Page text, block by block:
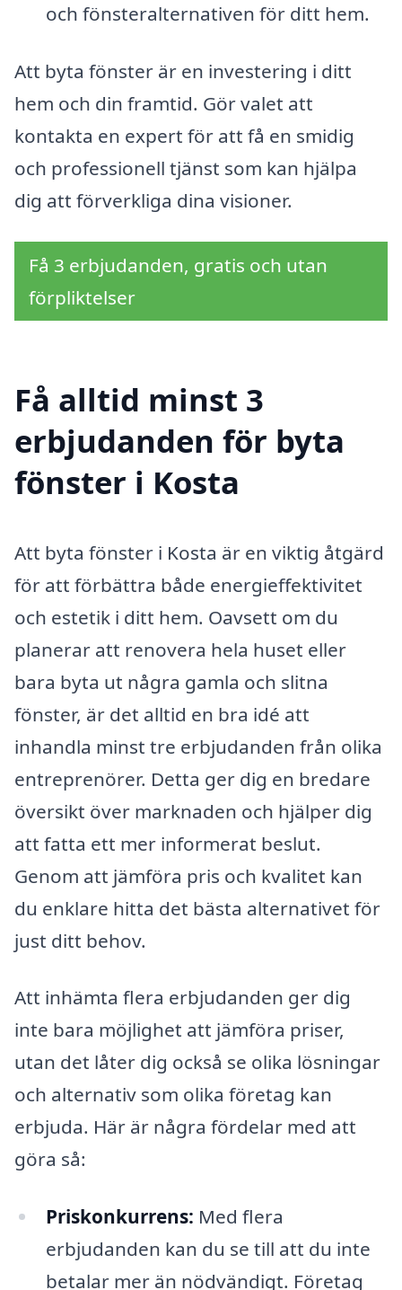
och fönsteralternativen för ditt hem.
Att byta fönster är en investering i ditt
hem och din framtid. Gör valet att
kontakta en expert för att få en smidig
och professionell tjänst som kan hjälpa
dig att förverkliga dina visioner.
Få 3 erbjudanden, gratis och utan
förpliktelser
Få alltid minst 3
erbjudanden för byta
fönster i Kosta
Att byta fönster i Kosta är en viktig åtgärd
för att förbättra både energieffektivitet
och estetik i ditt hem. Oavsett om du
planerar att renovera hela huset eller
bara byta ut några gamla och slitna
fönster, är det alltid en bra idé att
inhandla minst tre erbjudanden från olika
entreprenörer. Detta ger dig en bredare
översikt över marknaden och hjälper dig
att fatta ett mer informerat beslut.
Genom att jämföra pris och kvalitet kan
du enklare hitta det bästa alternativet för
just ditt behov.
Att inhämta flera erbjudanden ger dig
inte bara möjlighet att jämföra priser,
utan det låter dig också se olika lösningar
och alternativ som olika företag kan
erbjuda. Här är några fördelar med att
göra så:
Priskonkurrens: Med flera
erbjudanden kan du se till att du inte
betalar mer än nödvändigt. Företag